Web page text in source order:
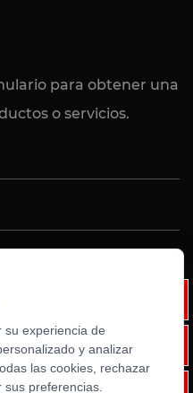
para obtener una
o servicios.
Weixinli Food
su experiencia de
y analizar
las cookies, rechazar
preferencias.